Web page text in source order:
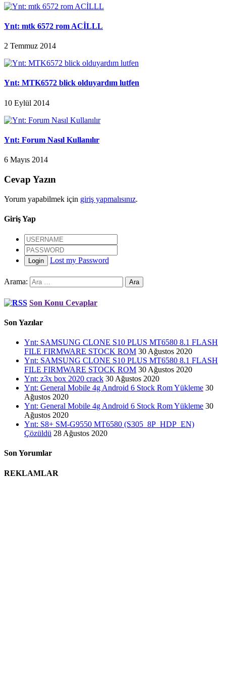
Ynt: mtk 6572 rom ACİLLL
2 Temmuz 2014
Ynt: MTK6572 blick olduyardım lutfen
10 Eylül 2014
Ynt: Forum Nasıl Kullanılır
6 Mayıs 2014
Cevap Yazın
Yorum yapabilmek için giriş yapmalısınız.
Giriş Yap
Login Lost my Password
Arama:
Son Konu Cevaplar
Son Yazılar
Ynt: SAMSUNG CLONE S10 PLUS MT6580 8.1 FLASH
FILE FIRMWARE STOCK ROM 30 Ağustos 2020
Ynt: SAMSUNG CLONE S10 PLUS MT6580 8.1 FLASH
FILE FIRMWARE STOCK ROM 30 Ağustos 2020
Ynt: z3x box 2020 crack 30 Ağustos 2020
Ynt: General Mobile 4g Android 6 Stock Rom Yükleme 30
Ağustos 2020
Ynt: General Mobile 4g Android 6 Stock Rom Yükleme 30
Ağustos 2020
Ynt: S8+ SM-G9550 MT6580 (S305_8P_HDP_EN)
Çözüldü 28 Ağustos 2020
Son Yorumlar
REKLAMLAR